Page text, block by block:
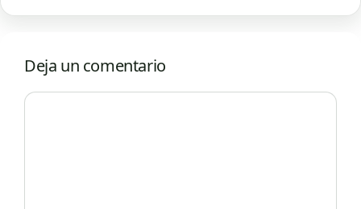
Deja un comentario
Comentario